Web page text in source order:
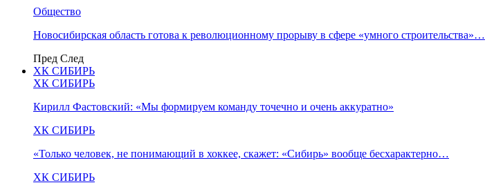
Общество
Новосибирская область готова к революционному прорыву в сфере «умного строительства»…
Пред След
ХК СИБИРЬ
ХК СИБИРЬ
Кирилл Фастовский: «Мы формируем команду точечно и очень аккуратно»
ХК СИБИРЬ
«Только человек, не понимающий в хоккее, скажет: «Сибирь» вообще бесхарактерно…
ХК СИБИРЬ